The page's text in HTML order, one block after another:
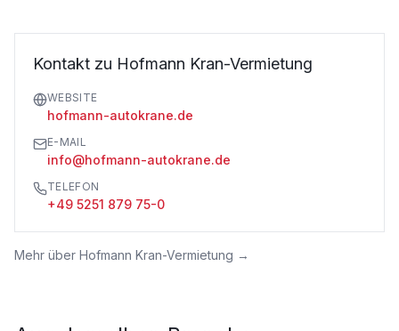
Kontakt zu Hofmann Kran-Vermietung
WEBSITE
hofmann-autokrane.de
E-MAIL
info@hofmann-autokrane.de
TELEFON
+49 5251 879 75-0
Mehr über Hofmann Kran-Vermietung →